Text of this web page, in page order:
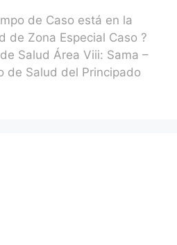
de Caso está en la
de Zona Especial Caso ?
Salud Área Viii: Sama –
de Salud del Principado